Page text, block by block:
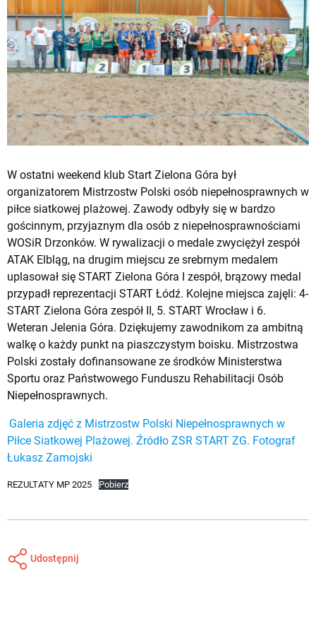
W ostatni weekend klub Start Zielona Góra był
organizatorem Mistrzostw Polski osób niepełnosprawnych w
piłce siatkowej plażowej. Zawody odbyły się w bardzo
gościnnym, przyjaznym dla osób z niepełnosprawnościami
WOSiR Drzonków. W rywalizacji o medale zwyciężył zespół
ATAK Elbląg, na drugim miejscu ze srebrnym medalem
uplasował się START Zielona Góra I zespół, brązowy medal
przypadł reprezentacji START Łódź. Kolejne miejsca zajęli: 4-
START Zielona Góra zespół II, 5. START Wrocław i 6.
Weteran Jelenia Góra. Dziękujemy zawodnikom za ambitną
walkę o każdy punkt na piaszczystym boisku. Mistrzostwa
Polski zostały dofinansowane ze środków Ministerstwa
Sportu oraz Państwowego Funduszu Rehabilitacji Osób
Niepełnosprawnych.
Galeria zdjęć z Mistrzostw Polski Niepełnosprawnych w
Piłce Siatkowej Plażowej. Źródło ZSR START ZG. Fotograf
Łukasz Zamojski
REZULTATY MP 2025 Pobierz
Udostępnij